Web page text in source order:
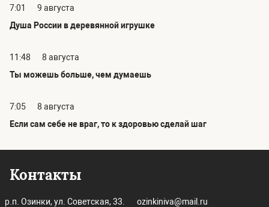
7:01
9 августа
Душа России в деревянной игрушке
11:48
8 августа
Ты можешь больше, чем думаешь
7:05
8 августа
Если сам себе не враг, то к здоровью сделай шаг
Контакты
р.п. Озинки, ул. Советская, 33. ozinkiniva@mail.ru